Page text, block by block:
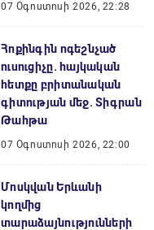
07 Օգոստոսի 2026, 22:28
Հոքինգին ոգեշնչած
ուսուցիչը. հայկական
հետքը բրիտանական
գիտության մեջ. Տիգրան
Թահթա
07 Օգոստոսի 2026, 22:00
Մոսկվան Երևանի
կողմից
տարաձայնությունների